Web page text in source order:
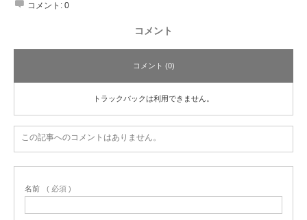
コメント: 0
コメント
コメント (0)
トラックバックは利用できません。
この記事へのコメントはありません。
名前 ( 必須 )